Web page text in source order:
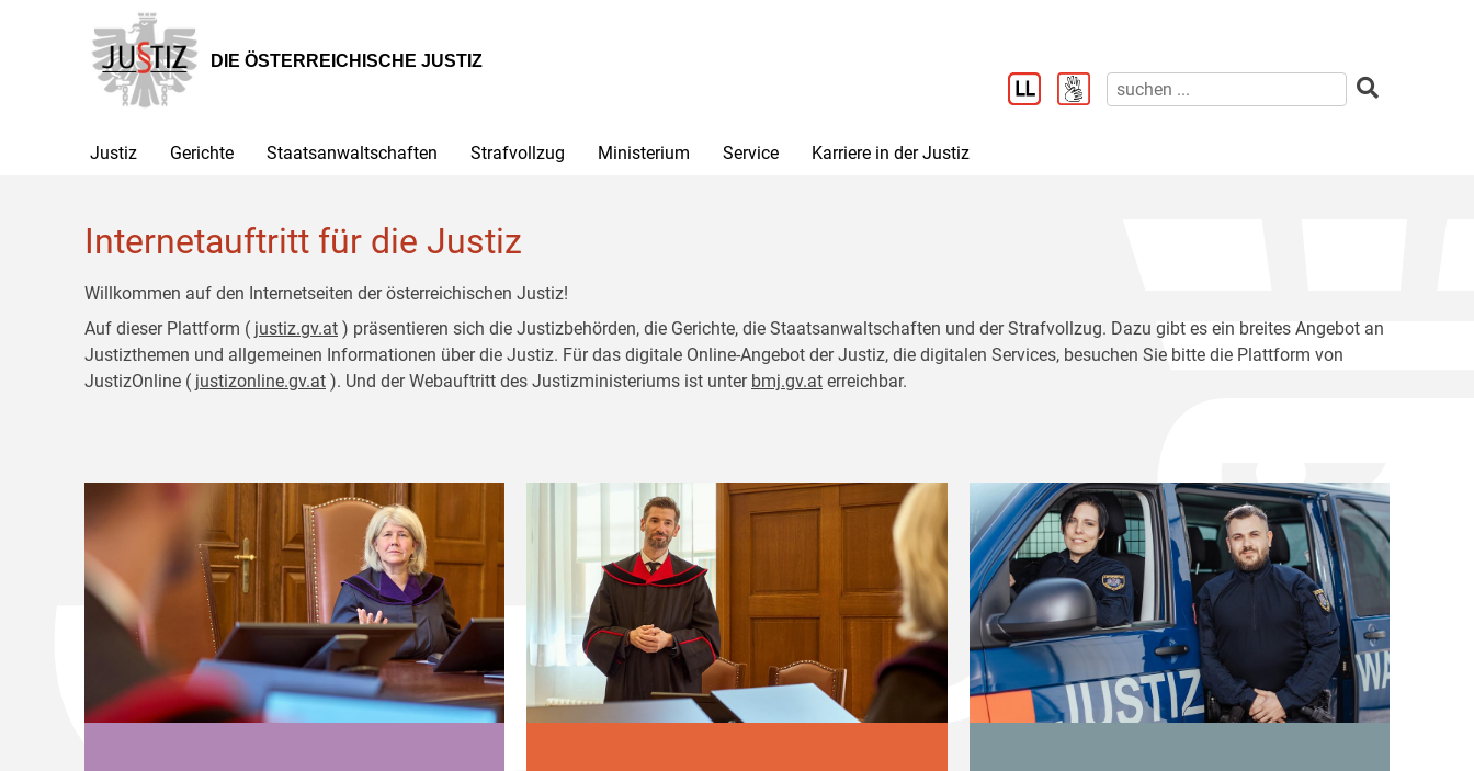
Hauptnavigation
[1]
Inhalt
[2]
DIE ÖSTERREICHISCHE JUSTIZ
Justiz Gerichte Staatsanwaltschaften Strafvollzug Ministerium Service Karriere in der Justiz
Internetauftritt für die Justiz
Willkommen auf den Internetseiten der österreichischen Justiz!
Auf dieser Plattform ( justiz.gv.at ) präsentieren sich die Justizbehörden, die Gerichte, die Staatsanwaltschaften und der Strafvollzug. Dazu gibt es ein breites Angebot an
Justizthemen und allgemeinen Informationen über die Justiz. Für das digitale Online-Angebot der Justiz, die digitalen Services, besuchen Sie bitte die Plattform von
JustizOnline ( justizonline.gv.at ). Und der Webauftritt des Justizministeriums ist unter bmj.gv.at erreichbar.